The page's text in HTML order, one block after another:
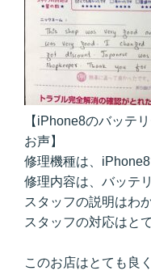
【iPhone8のバッテ
お声】
修理機種は、iPhone8
修理内容は、バッテ
スタッフの説明はわ
スタッフの対応はと
このお店はとても良